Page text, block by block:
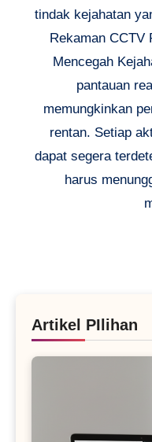
tindak kejahatan
Rekaman CCTV
Mencegah
pantauan
memungkinkan
rentan. Setiap
dapat segera
harus
Artikel PIlihan